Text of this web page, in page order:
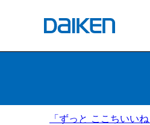
「ずっと ここちいい